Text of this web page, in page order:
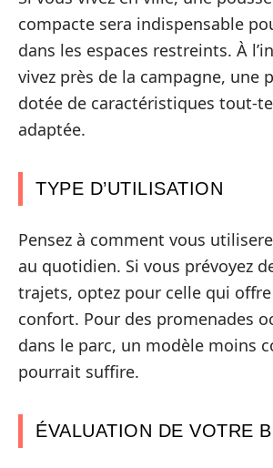
compacte sera indispensable
dans les espaces restreints. À
vivez près de la campagne, une
dotée de caractéristiques tout-
adaptée.
TYPE D’UTILISATION
Pensez à comment vous
au quotidien. Si vous prévoyez
trajets, optez pour celle qui
confort. Pour des promenades
dans le parc, un modèle moins
pourrait suffire.
ÉVALUATION DE VOTRE